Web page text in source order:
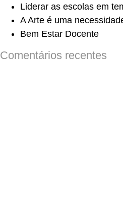
Liderar as escolas em
A Arte é uma
Bem Estar Docente
Comentários recentes